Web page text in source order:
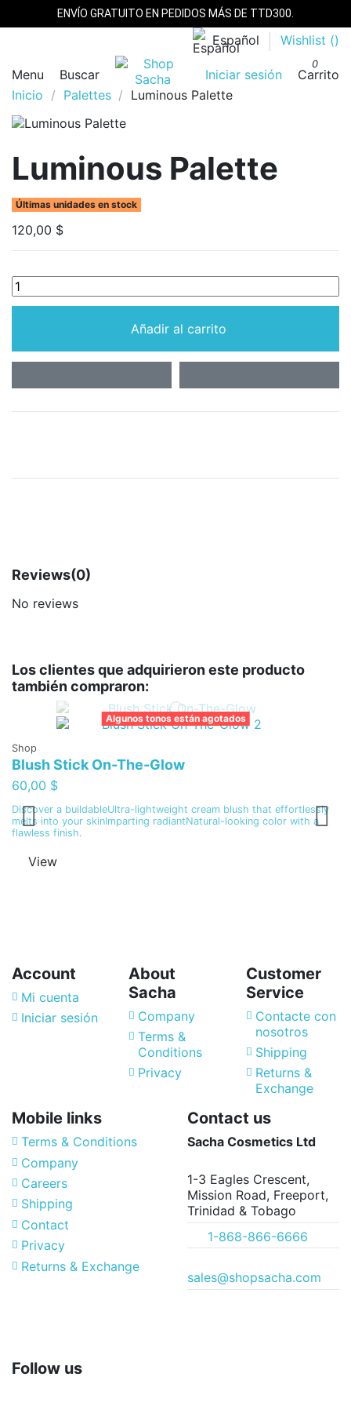
ENVÍO GRATUITO EN PEDIDOS MÁS DE TTD300.
Español Wishlist ()
Menu Buscar Iniciar sesión
0
Carrito
Inicio
Palettes Luminous Palette
Luminous Palette
Últimas unidades en stock
120,00 $
Añadir al carrito
Reviews(0)
No reviews
Los clientes que adquirieron este producto
también compraron:
Algunos tonos están agotados
Shop
Blush Stick On-The-Glow
60,00 $
Discover a buildableUltra-lightweight cream blush that effortlessly
melts into your skinImparting radiantNatural-looking color with a
flawless finish.
View
Account
Mi cuenta
Iniciar sesión
About
Sacha
Company
Terms &
Conditions
Privacy
Customer
Service
Contacte con
nosotros
Shipping
Returns &
Exchange
Mobile links
Terms & Conditions
Company
Careers
Shipping
Contact
Privacy
Returns & Exchange
Contact us
Sacha Cosmetics Ltd
1-3 Eagles Crescent,
Mission Road, Freeport,
Trinidad & Tobago
1-868-866-6666
sales@shopsacha.com
Follow us